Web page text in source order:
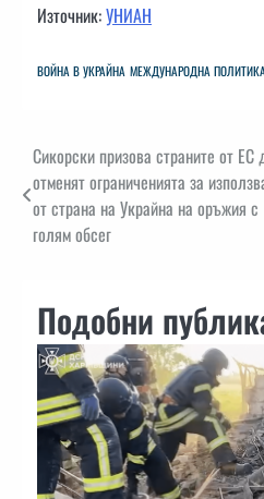
Източник:УНИАН
ВОЙНА В УКРАЙНА МЕЖДУНАРОДНА ПОЛИТИКА
Навигация
Сикорски призова страните от ЕС
отменят ограниченията за
от страна на Украйна на оръжия с
голям обсег
Подобни